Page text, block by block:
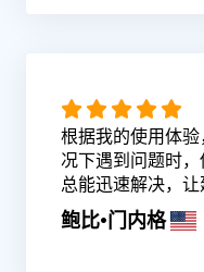
根据我的使用体
况下遇到问题时，
总能迅速解决，让
鲍比·门内格